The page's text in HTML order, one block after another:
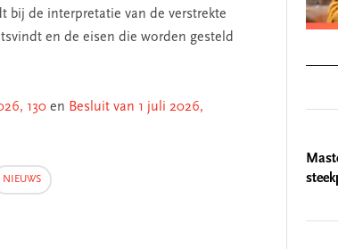
bij de interpretatie van de verstrekte
en de eisen die worden gesteld
130 en Besluit van 1 juli 2026,
NIEUWS